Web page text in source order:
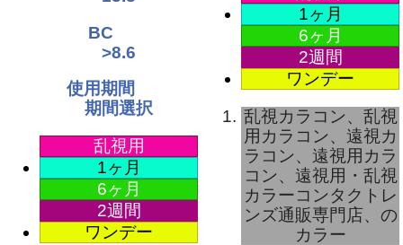
2週間
ワンデー
乱視カラコン、乱視
用カラコン、遠視カ
ラコン、遠視用カラ
コン、遠視用・乱視
カラーコンタクトレ
ンズ通販専門店、の
カラー
1ヶ月
6ヶ月
2週間
ワンデー
乱視カラコン、乱
用カラコン、遠視
ラコン、遠視用カ
コン、遠視用・乱
カラーコンタクト
ンズ通販専門店、
カラー